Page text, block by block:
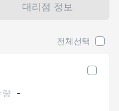
대리점 정보
전체선택
량 -